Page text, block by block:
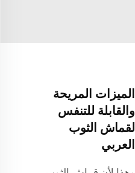
الميزات المريحة
والقابلة للتنفس
لقماش الثوب
العربي